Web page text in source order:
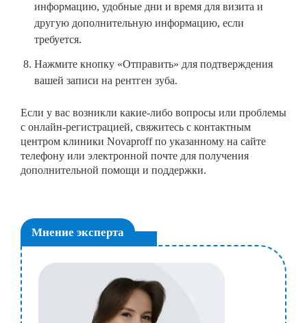
информацию, удобные дни и время для визита и
другую дополнительную информацию, если
требуется.
Нажмите кнопку «Отправить» для подтверждения
вашей записи на рентген зуба.
Если у вас возникли какие-либо вопросы или проблемы
с онлайн-регистрацией, свяжитесь с контактным
центром клиники Novaproff по указанному на сайте
телефону или электронной почте для получения
дополнительной помощи и поддержки.
Мнение эксперта